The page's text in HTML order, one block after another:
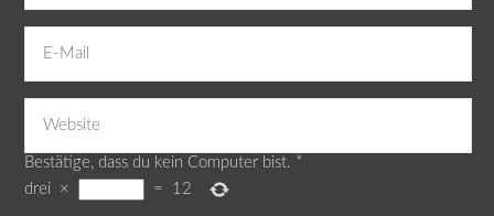
Bestätige, dass du kein Computer bist. *
drei
× = 12